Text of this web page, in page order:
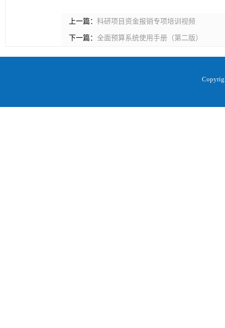
上一篇： 科研项目资金报销专项培训视频
下一篇： 全面预算系统使用手册（第二版）